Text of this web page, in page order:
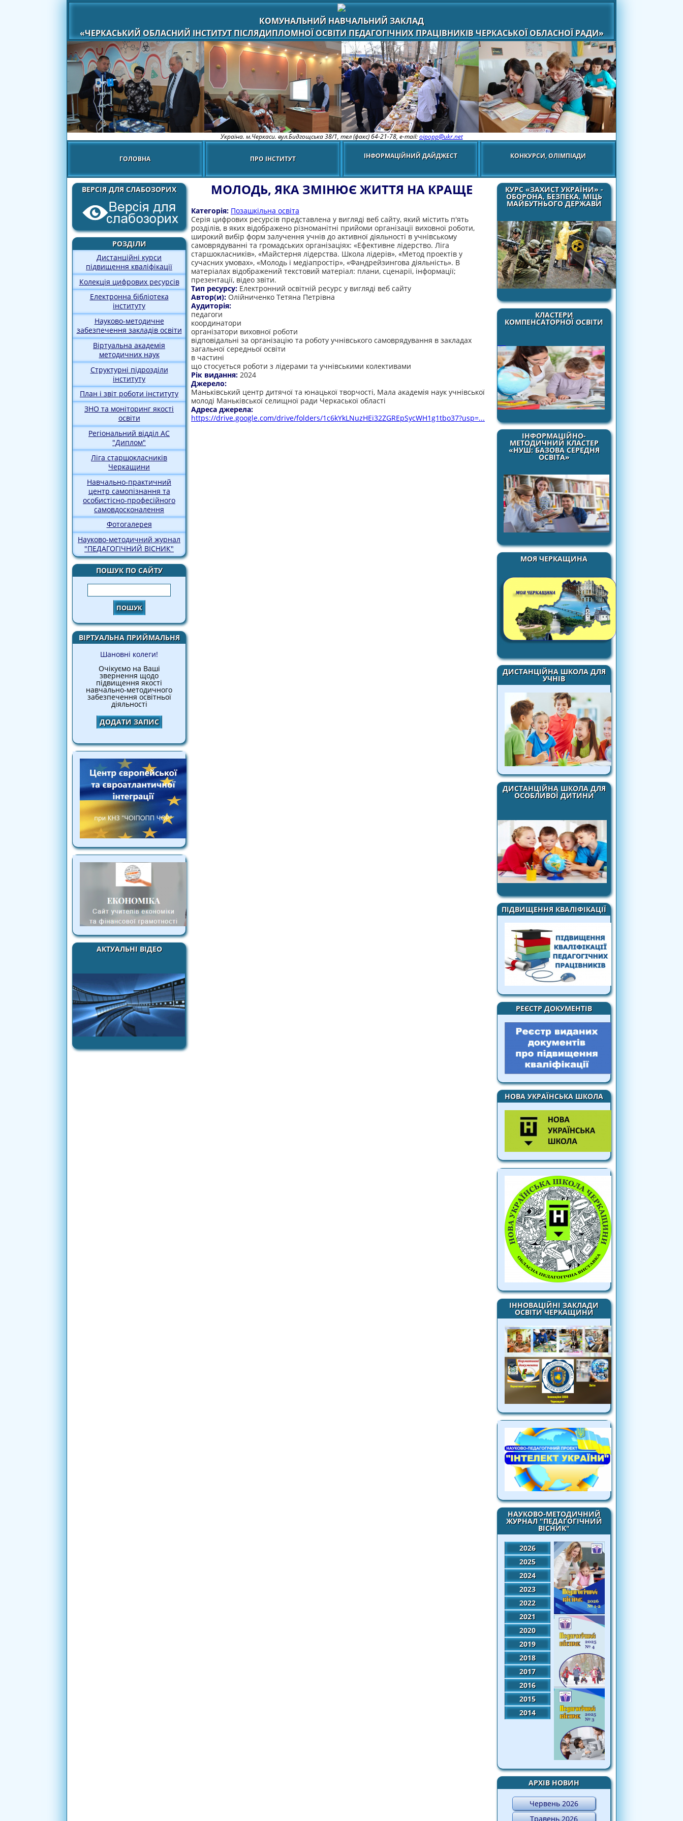
КОМУНАЛЬНИЙ НАВЧАЛЬНИЙ ЗАКЛАД
«ЧЕРКАСЬКИЙ ОБЛАСНИЙ ІНСТИТУТ ПІСЛЯДИПЛОМНОЇ ОСВІТИ ПЕДАГОГІЧНИХ ПРАЦІВНИКІВ ЧЕРКАСЬКОЇ ОБЛАСНОЇ РАДИ»
Україна. м.Черкаси. вул.Бидгощська 38/1, тел (факс) 64-21-78, e-mail:oipopp@ukr.net
ГОЛОВНА ПРО ІНСТИТУТ ІНФОРМАЦІЙНИЙ ДАЙДЖЕСТ КОНКУРСИ, ОЛІМПІАДИ
ВЕРСІЯ ДЛЯ СЛАБОЗОРИХ
РОЗДІЛИ
Дистанційні курси
підвищення кваліфікації
Колекція цифрових ресурсів
Електронна бібліотека
інституту
Науково-методичне
забезпечення закладів освіти
Віртуальна академія
методичних наук
Структурні підрозділи
інституту
План і звіт роботи інституту
ЗНО та моніторинг якості
освіти
Регіональний відділ АС
"Диплом"
Ліга старшокласників
Черкащини
Навчально-практичний
центр самопізнання та
особистісно-професійного
самовдосконалення
Фотогалерея
Науково-методичний журнал
"ПЕДАГОГІЧНИЙ ВІСНИК"
ПОШУК ПО САЙТУ
Пошук
ВІРТУАЛЬНА ПРИЙМАЛЬНЯ
Шановні колеги!
Очікуємо на Ваші
звернення щодо
підвищення якості
навчально-методичного
забезпечення освітньої
діяльності
ДОДАТИ ЗАПИС
АКТУАЛЬНІ ВІДЕО
КУРС «ЗАХИСТ УКРАЇНИ» -
ОБОРОНА, БЕЗПЕКА, МІЦЬ
МАЙБУТНЬОГО ДЕРЖАВИ
КЛАСТЕРИ
КОМПЕНСАТОРНОЇ ОСВІТИ
ІНФОРМАЦІЙНО-
МЕТОДИЧНИЙ КЛАСТЕР
«НУШ: БАЗОВА СЕРЕДНЯ
ОСВІТА»
МОЯ ЧЕРКАЩИНА
ДИСТАНЦІЙНА ШКОЛА ДЛЯ
УЧНІВ
ДИСТАНЦІЙНА ШКОЛА ДЛЯ
ОСОБЛИВОЇ ДИТИНИ
ПІДВИЩЕННЯ КВАЛІФІКАЦІЇ
РЕЄСТР ДОКУМЕНТІВ
НОВА УКРАЇНСЬКА ШКОЛА
ІННОВАЦІЙНІ ЗАКЛАДИ
ОСВІТИ ЧЕРКАЩИНИ
НАУКОВО-МЕТОДИЧНИЙ
ЖУРНАЛ "ПЕДАГОГІЧНИЙ
ВІСНИК"
2026
2025
2024
2023
2022
2021
2020
2019
2018
2017
2016
2015
2014
АРХІВ НОВИН
Червень 2026
Травень 2026
МОЛОДЬ, ЯКА ЗМІНЮЄ ЖИТТЯ НА КРАЩЕ
Категорія: Позашкільна освіта
Серія цифрових ресурсів представлена у вигляді веб сайту, який містить п'ять
розділів, в яких відображено різноманітні прийоми організації виховної роботи,
широкий вибір форм залучення учнів до активної діяльності в учнівському
самоврядуванні та громадських організаціях: «Ефективне лідерство. Ліга
старшокласників», «Майстерня лідерства. Школа лідерів», «Метод проектів у
сучасних умовах», «Молодь і медіапростір», «Фандрейзингова діяльність». В
матеріалах відображений текстовий матеріал: плани, сценарії, інформації;
презентації, відео звіти.
Тип ресурсу: Електронний освітній ресурс у вигляді веб сайту
Автор(и): Олійниченко Тетяна Петрівна
Аудиторія:
педагоги
координатори
організатори виховної роботи
відповідальні за організацію та роботу учнівського самоврядування в закладах
загальної середньої освіти
в частині
що стосується роботи з лідерами та учнівськими колективами
Рік видання: 2024
Джерело:
Маньківський центр дитячої та юнацької творчості, Мала академія наук учнівської
молоді Маньківської селищної ради Черкаської області
Адреса джерела:
https://drive.google.com/drive/folders/1c6kYkLNuzHEi32ZGREpSycWH1g1tbo37?usp=...